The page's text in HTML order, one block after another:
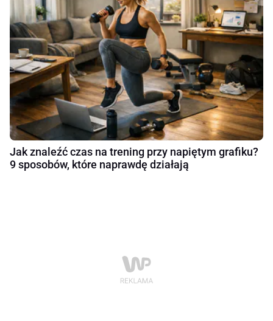
Jak znaleźć czas na trening przy napiętym grafiku?
9 sposobów, które naprawdę działają